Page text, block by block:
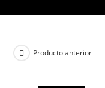
Producto anterior